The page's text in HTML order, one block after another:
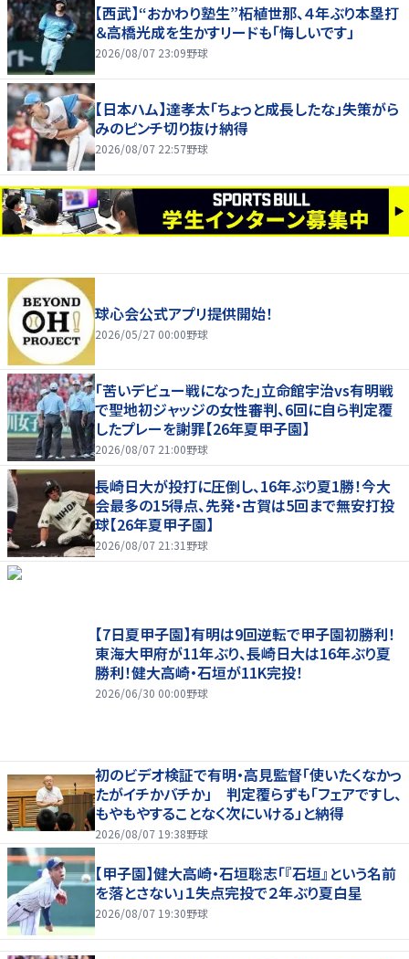
【西武】“おかわり塾生”柘植世那、４年ぶり本塁打
＆高橋光成を生かすリードも「悔しいです」
2026/08/07 23:09野球
【日本ハム】達孝太「ちょっと成長したな」失策がら
みのピンチ切り抜け納得
2026/08/07 22:57野球
球心会公式アプリ提供開始！
2026/05/27 00:00野球
｢苦いデビュー戦になった｣立命館宇治vs有明戦
で聖地初ジャッジの女性審判、6回に自ら判定覆
したプレーを謝罪【26年夏甲子園】
2026/08/07 21:00野球
長崎日大が投打に圧倒し、16年ぶり夏1勝！今大
会最多の15得点、先発・古賀は5回まで無安打投
球【26年夏甲子園】
2026/08/07 21:31 野球
【7日夏甲子園】有明は9回逆転で甲子園初勝利！
東海大甲府が11年ぶり、長崎日大は16年ぶり夏
勝利！健大高崎・石垣が11K完投！
2026/06/30 00:00野球
初のビデオ検証で有明・高見監督「使いたくなかっ
たがイチかバチか」 判定覆らずも「フェアですし、
もやもやすることなく次にいける」と納得
2026/08/07 19:38野球
【甲子園】健大高崎・石垣聡志「『石垣』という名前
を落とさない」１失点完投で２年ぶり夏白星
2026/08/07 19:30野球